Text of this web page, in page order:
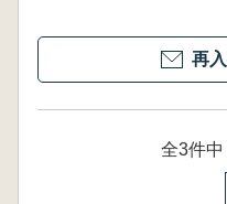
再
全3件